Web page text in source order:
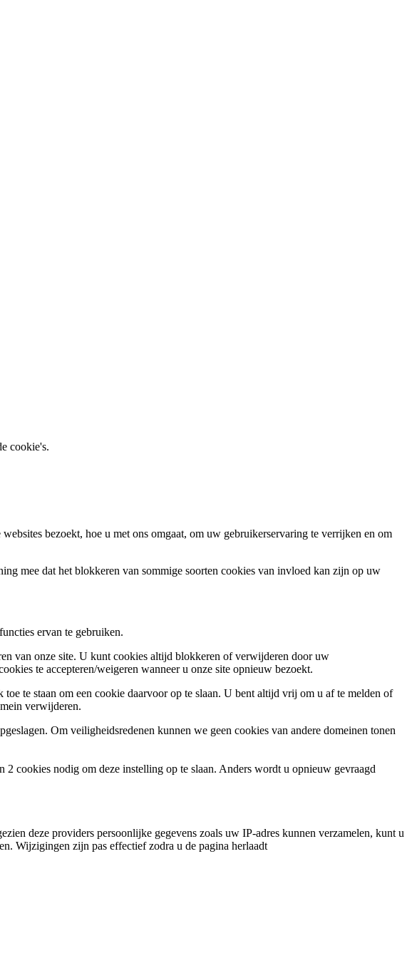
cookie's.
bezoekt, hoe u met ons omgaat, om uw gebruikerservaring te verrijken en om
mee dat het blokkeren van sommige soorten cookies van invloed kan zijn op uw
ervan te gebruiken.
van onze site. U kunt cookies altijd blokkeren of verwijderen door uw
te accepteren/weigeren wanneer u onze site opnieuw bezoekt.
te staan om een cookie daarvoor op te slaan. U bent altijd vrij om u af te melden of
verwijderen.
Om veiligheidsredenen kunnen we geen cookies van andere domeinen tonen
cookies nodig om deze instelling op te slaan. Anders wordt u opnieuw gevraagd
deze providers persoonlijke gegevens zoals uw IP-adres kunnen verzamelen, kunt u
Wijzigingen zijn pas effectief zodra u de pagina herlaadt